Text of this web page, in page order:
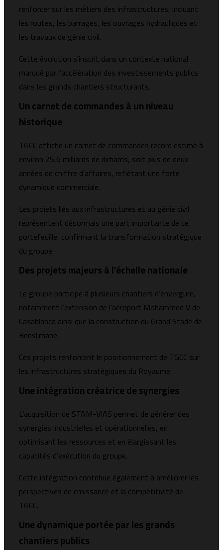
renforcer sur les métiers des infrastructures, incluant
les routes, les barrages, les ouvrages hydrauliques et
les travaux de génie civil.
Cette évolution s’inscrit dans un contexte national
marqué par l’accélération des investissements publics
dans les grands chantiers structurants.
Un carnet de commandes à un niveau
historique
TGCC affiche un carnet de commandes record estimé à
environ 25,6 milliards de dirhams, soit plus de deux
années de chiffre d’affaires, reflétant une forte
dynamique commerciale.
Les projets liés aux infrastructures et au génie civil
représentent désormais une part importante de ce
portefeuille, confirmant la transformation stratégique
du groupe.
Des projets majeurs à l’échelle nationale
Le groupe participe à plusieurs chantiers d’envergure,
notamment l’extension de l’aéroport Mohammed V de
Casablanca ainsi que la construction du Grand Stade de
Benslimane.
Ces projets renforcent le positionnement de TGCC sur
les infrastructures stratégiques du Royaume.
Une intégration créatrice de synergies
L’acquisition de STAM-VIAS permet de générer des
synergies industrielles et opérationnelles, en
optimisant les ressources et en élargissant les
capacités d’exécution du groupe.
Cette intégration contribue également à améliorer les
perspectives de croissance et la compétitivité de
TGCC.
Une dynamique portée par les grands
chantiers publics